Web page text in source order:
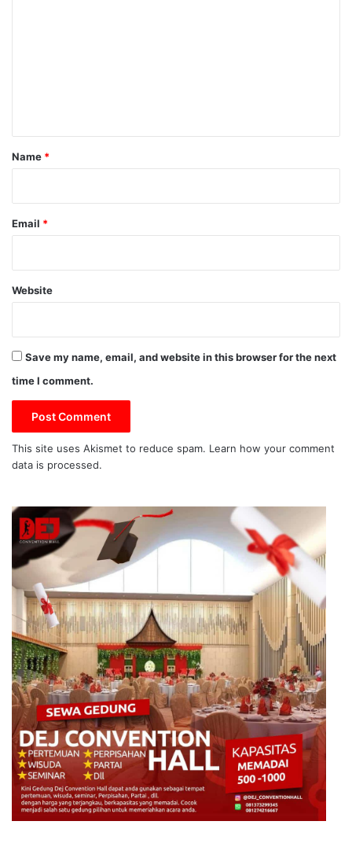
*
Name *
Email *
Website
Save my name, email, and website in this browser for the next
time I comment.
This site uses Akismet to reduce spam. Learn how your comment
data is processed.